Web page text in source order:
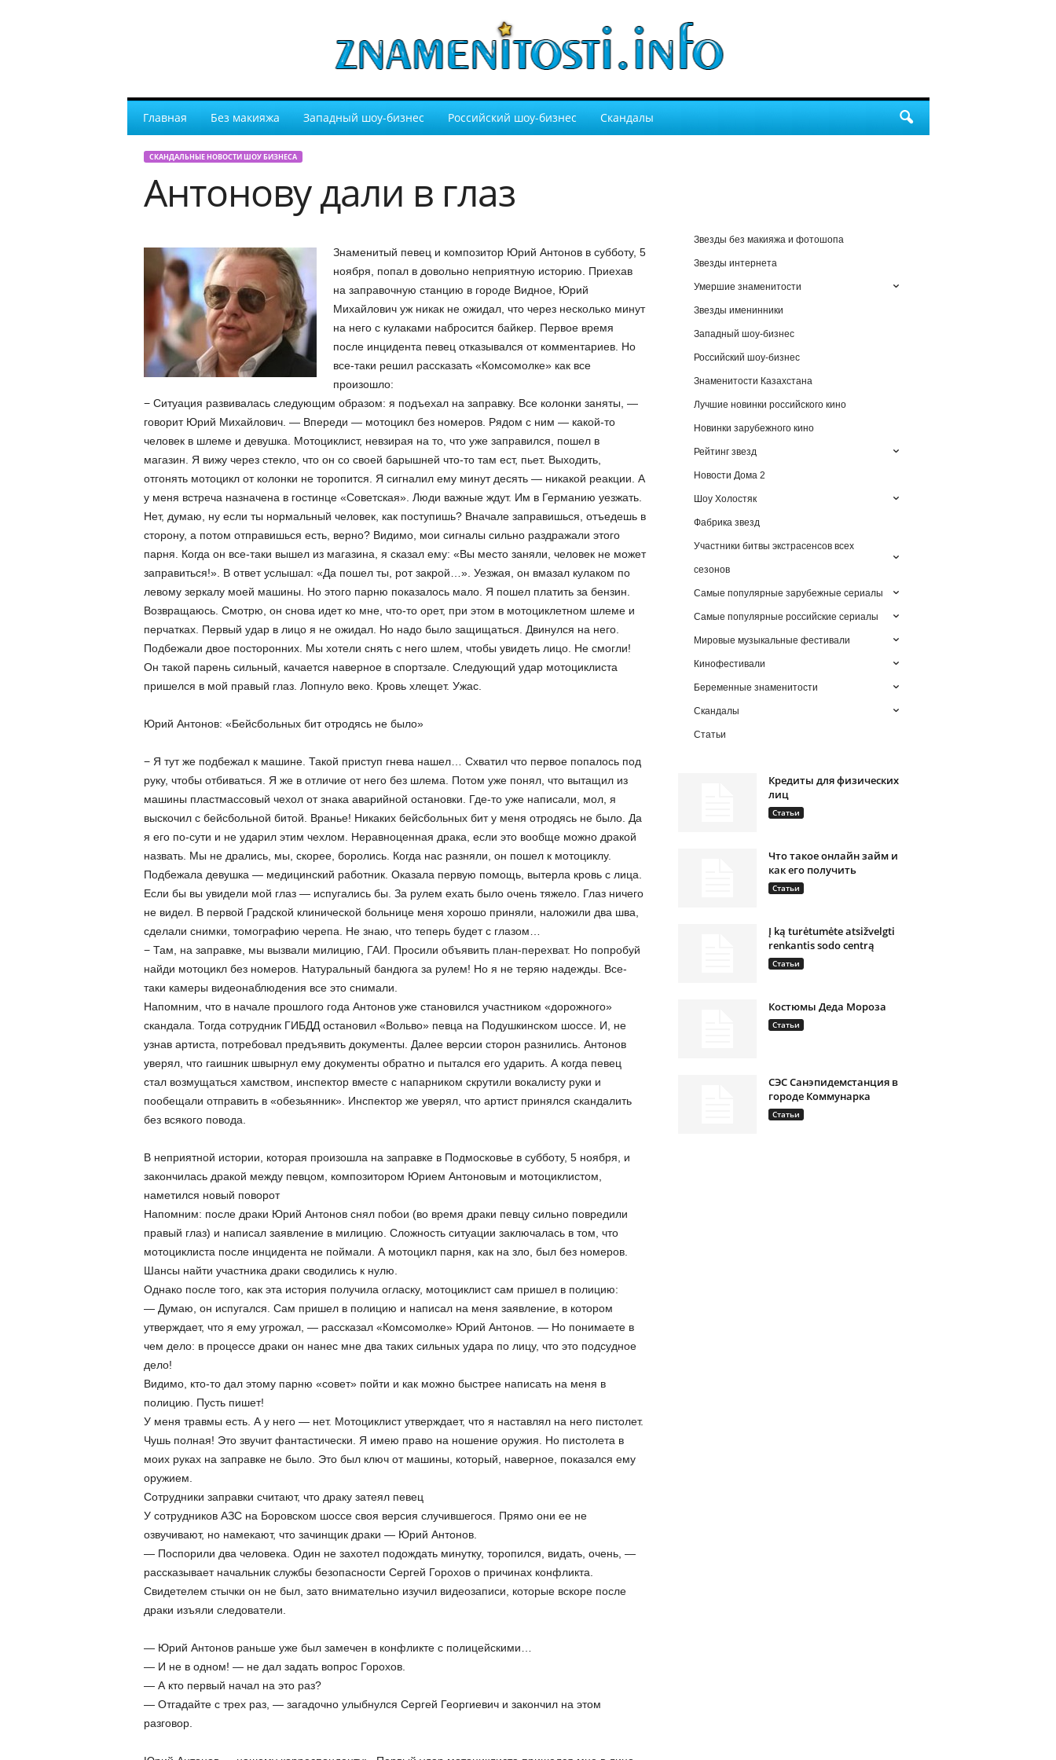
Главная Без макияжа Западный шоу-бизнес Российский шоу-бизнес Скандалы
СКАНДАЛЬНЫЕ НОВОСТИ ШОУ БИЗНЕСА
Антонову дали в глаз
Знаменитый певец и композитор Юрий Антонов в субботу, 5
ноября, попал в довольно неприятную историю. Приехав
на заправочную станцию в городе Видное, Юрий
Михайлович уж никак не ожидал, что через несколько минут
на него с кулаками набросится байкер. Первое время
после инцидента певец отказывался от комментариев. Но
все-таки решил рассказать «Комсомолке» как все
произошло:
− Ситуация развивалась следующим образом: я подъехал на заправку. Все колонки заняты, —
говорит Юрий Михайлович. — Впереди — мотоцикл без номеров. Рядом с ним — какой-то
человек в шлеме и девушка. Мотоциклист, невзирая на то, что уже заправился, пошел в
магазин. Я вижу через стекло, что он со своей барышней что-то там ест, пьет. Выходить,
отгонять мотоцикл от колонки не торопится. Я сигналил ему минут десять — никакой реакции. А
у меня встреча назначена в гостинце «Советская». Люди важные ждут. Им в Германию уезжать.
Нет, думаю, ну если ты нормальный человек, как поступишь? Вначале заправишься, отъедешь в
сторону, а потом отправишься есть, верно? Видимо, мои сигналы сильно раздражали этого
парня. Когда он все-таки вышел из магазина, я сказал ему: «Вы место заняли, человек не может
заправиться!». В ответ услышал: «Да пошел ты, рот закрой…». Уезжая, он вмазал кулаком по
левому зеркалу моей машины. Но этого парню показалось мало. Я пошел платить за бензин.
Возвращаюсь. Смотрю, он снова идет ко мне, что-то орет, при этом в мотоциклетном шлеме и
перчатках. Первый удар в лицо я не ожидал. Но надо было защищаться. Двинулся на него.
Подбежали двое посторонних. Мы хотели снять с него шлем, чтобы увидеть лицо. Не смогли!
Он такой парень сильный, качается наверное в спортзале. Следующий удар мотоциклиста
пришелся в мой правый глаз. Лопнуло веко. Кровь хлещет. Ужас.
Юрий Антонов: «Бейсбольных бит отродясь не было»
− Я тут же подбежал к машине. Такой приступ гнева нашел… Схватил что первое попалось под
руку, чтобы отбиваться. Я же в отличие от него без шлема. Потом уже понял, что вытащил из
машины пластмассовый чехол от знака аварийной остановки. Где-то уже написали, мол, я
выскочил с бейсбольной битой. Вранье! Никаких бейсбольных бит у меня отродясь не было. Да
я его по-сути и не ударил этим чехлом. Неравноценная драка, если это вообще можно дракой
назвать. Мы не дрались, мы, скорее, боролись. Когда нас разняли, он пошел к мотоциклу.
Подбежала девушка — медицинский работник. Оказала первую помощь, вытерла кровь с лица.
Если бы вы увидели мой глаз — испугались бы. За рулем ехать было очень тяжело. Глаз ничего
не видел. В первой Градской клинической больнице меня хорошо приняли, наложили два шва,
сделали снимки, томографию черепа. Не знаю, что теперь будет с глазом…
− Там, на заправке, мы вызвали милицию, ГАИ. Просили объявить план-перехват. Но попробуй
найди мотоцикл без номеров. Натуральный бандюга за рулем! Но я не теряю надежды. Все-
таки камеры видеонаблюдения все это снимали.
Напомним, что в начале прошлого года Антонов уже становился участником «дорожного»
скандала. Тогда сотрудник ГИБДД остановил «Вольво» певца на Подушкинском шоссе. И, не
узнав артиста, потребовал предъявить документы. Далее версии сторон разнились. Антонов
уверял, что гаишник швырнул ему документы обратно и пытался его ударить. А когда певец
стал возмущаться хамством, инспектор вместе с напарником скрутили вокалисту руки и
пообещали отправить в «обезьянник». Инспектор же уверял, что артист принялся скандалить
без всякого повода.
В неприятной истории, которая произошла на заправке в Подмосковье в субботу, 5 ноября, и
закончилась дракой между певцом, композитором Юрием Антоновым и мотоциклистом,
наметился новый поворот
Напомним: после драки Юрий Антонов снял побои (во время драки певцу сильно повредили
правый глаз) и написал заявление в милицию. Сложность ситуации заключалась в том, что
мотоциклиста после инцидента не поймали. А мотоцикл парня, как на зло, был без номеров.
Шансы найти участника драки сводились к нулю.
Однако после того, как эта история получила огласку, мотоциклист сам пришел в полицию:
— Думаю, он испугался. Сам пришел в полицию и написал на меня заявление, в котором
утверждает, что я ему угрожал, — рассказал «Комсомолке» Юрий Антонов. — Но понимаете в
чем дело: в процессе драки он нанес мне два таких сильных удара по лицу, что это подсудное
дело!
Видимо, кто-то дал этому парню «совет» пойти и как можно быстрее написать на меня в
полицию. Пусть пишет!
У меня травмы есть. А у него — нет. Мотоциклист утверждает, что я наставлял на него пистолет.
Чушь полная! Это звучит фантастически. Я имею право на ношение оружия. Но пистолета в
моих руках на заправке не было. Это был ключ от машины, который, наверное, показался ему
оружием.
Сотрудники заправки считают, что драку затеял певец
У сотрудников АЗС на Боровском шоссе своя версия случившегося. Прямо они ее не
озвучивают, но намекают, что зачинщик драки — Юрий Антонов.
— Поспорили два человека. Один не захотел подождать минутку, торопился, видать, очень, —
рассказывает начальник службы безопасности Сергей Горохов о причинах конфликта.
Свидетелем стычки он не был, зато внимательно изучил видеозаписи, которые вскоре после
драки изъяли следователи.
— Юрий Антонов раньше уже был замечен в конфликте с полицейскими…
— И не в одном! — не дал задать вопрос Горохов.
— А кто первый начал на это раз?
— Отгадайте с трех раз, — загадочно улыбнулся Сергей Георгиевич и закончил на этом
разговор.
Звезды без макияжа и фотошопа
Звезды интернета
Умершие знаменитости
Звезды именинники
Западный шоу-бизнес
Российский шоу-бизнес
Знаменитости Казахстана
Лучшие новинки российского кино
Новинки зарубежного кино
Рейтинг звезд
Новости Дома 2
Шоу Холостяк
Фабрика звезд
Участники битвы экстрасенсов всех
сезонов
Самые популярные зарубежные сериалы
Самые популярные российские сериалы
Мировые музыкальные фестивали
Кинофестивали
Беременные знаменитости
Скандалы
Статьи
Кредиты для физических
лиц
Статьи
Что такое онлайн займ и
как его получить
Статьи
Į ką turėtumėte atsižvelgti
renkantis sodo centrą
Статьи
Костюмы Деда Мороза
Статьи
СЭС Санэпидемстанция в
городе Коммунарка
Статьи